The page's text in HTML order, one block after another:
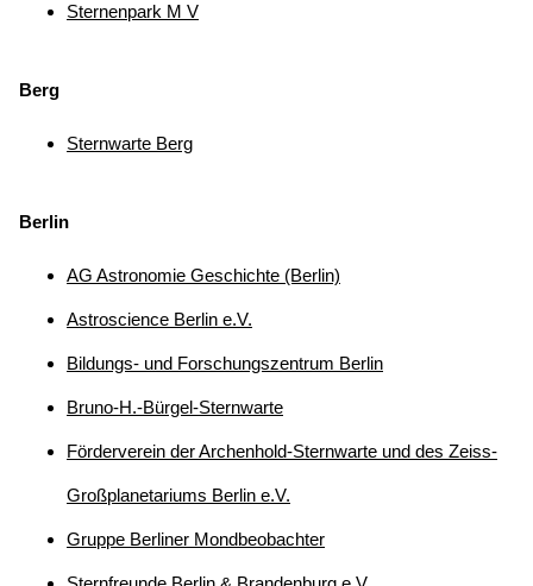
Sternenpark M V
Berg
Sternwarte Berg
Berlin
AG Astronomie Geschichte (Berlin)
Astroscience Berlin e.V.
Bildungs- und Forschungszentrum Berlin
Bruno-H.-Bürgel-Sternwarte
Förderverein der Archenhold-Sternwarte und des Zeiss-
Großplanetariums Berlin e.V.
Gruppe Berliner Mondbeobachter